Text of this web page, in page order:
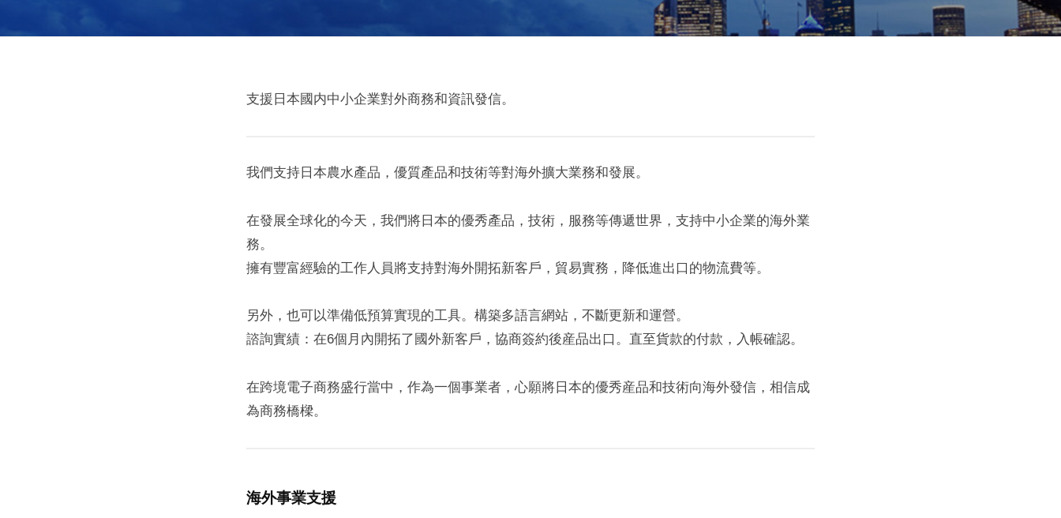
事
内
容
2021
月
29
by
global-
支援日本國内中小企業對外商務和資訊發信。
我們支持日本農水產品，優質產品和技術等對海外擴大業務和發展。
在發展全球化的今天，我們將日本的優秀產品，技術，服務等傳遞世界，支持中小企業的海外業
務。
擁有豐富經驗的工作人員將支持對海外開拓新客戶，貿易實務，降低進出口的物流費等。
另外，也可以準備低預算實現的工具。構築多語言網站，不斷更新和運營。
諮詢實績：在6個月內開拓了國外新客戶，協商簽約後産品出口。直至貨款的付款，入帳確認。
在跨境電子商務盛行當中，作為一個事業者，心願將日本的優秀産品和技術向海外發信，相信成
為商務橋樑。
海外事業支援